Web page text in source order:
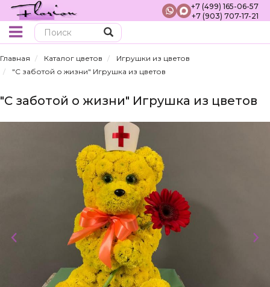
+7 (499) 165-06-57
+7 (903) 707-17-21
Главная Каталог цветов
Игрушки из цветов
"С заботой о жизни" Игрушка из цветов
"С заботой о жизни" Игрушка из цветов